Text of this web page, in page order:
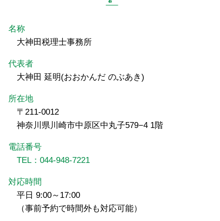
名称
大神田税理士事務所
代表者
大神田 延明(おおかんだ のぶあき)
所在地
〒211-0012
神奈川県川崎市中原区中丸子579−4 1階
電話番号
TEL：044-948-7221
対応時間
平日 9:00～17:00
（事前予約で時間外も対応可能）